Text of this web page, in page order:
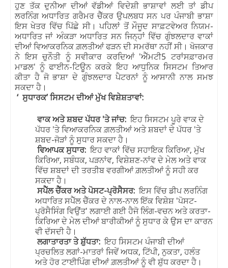
ਹੁਣ ਤੱਕ ਦੁਨੀਆ ਦੀਆਂ ਵੱਡੀਆਂ ਵਿਦੇਸ਼ੀ ਭਾਸ਼ਾਵਾਂ ਲਈ ਤਾਂ ਡੀਪ
ਲਰਨਿੰਗ ਅਧਾਰਿਤ ਗਰੈਮਰ ਚੈੱਕਰ ਉਪਲਬਧ ਸਨ ਪਰ ਪੰਜਾਬੀ ਭਾਸ਼ਾ
ਇਸ ਖੇਤਰ ਵਿੱਚ ਪਿੱਛੇ ਸੀ। ਪਹਿਲਾਂ ਤੋਂ ਮੌਜੂਦ ਸਾਫ਼ਟਵੇਅਰ ਨਿਯਮ-
ਅਧਾਰਿਤ ਜਾਂ ਅੰਕੜਾ ਅਧਾਰਿਤ ਸਨ ਜਿਨ੍ਹਾਂ ਵਿੱਚ ਗੁੰਝਲਦਾਰ ਵਾਕਾਂ
ਦੀਆਂ ਵਿਆਕਰਨਿਕ ਗ਼ਲਤੀਆਂ ਫੜਨ ਦੀ ਸਮਰੱਥਾ ਨਹੀਂ ਸੀ। ਖੋਜਕਾਰ
ਨੇ ਇਸ ਚੁਨੌਤੀ ਨੂੰ ਸਵੀਕਾਰ ਕਰਦਿਆਂ 'ਐੱਮਟੀ5 ਟਰਾਂਸਫ਼ਾਰਮਰ
ਮਾਡਲ'ਨੂੰ ਫਾਈਨ-ਟਿਊਨ ਕਰਕੇ ਇਹ ਆਧੁਨਿਕ ਸਿਸਟਮ ਤਿਆਰ
ਕੀਤਾ ਹੈ ਜੋ ਭਾਸ਼ਾ ਦੇ ਗੁੰਝਲਦਾਰ ਪੈਟਰਨਾਂ ਨੂੰ ਆਸਾਨੀ ਨਾਲ ਸਮਝ
ਸਕਦਾ ਹੈ।
‘ ਸੁਧਾਰਕ’ ਸਿਸਟਮ ਦੀਆਂ ਮੁੱਖ ਵਿਸ਼ੇਸ਼ਤਾਵਾਂ:
ਵਾਕ ਅਤੇ ਸ਼ਬਦ ਪੱਧਰ 'ਤੇ ਜਾਂਚ: ਇਹ ਸਿਸਟਮ ਪੂਰੇ ਵਾਕ ਦੇ
ਪੱਧਰ 'ਤੇ ਵਿਆਕਰਨਿਕ ਗ਼ਲਤੀਆਂ ਅਤੇ ਸ਼ਬਦਾਂ ਦੇ ਪੱਧਰ 'ਤੇ
ਸ਼ਬਦ-ਜੋੜਾਂ ਨੂੰ ਸੁਧਾਰ ਸਕਦਾ ਹੈ।
ਵਿਆਪਕ ਸੁਧਾਰ: ਇਹ ਵਾਕਾਂ ਵਿੱਚ ਸਹਾਇਕ ਕਿਰਿਆ, ਮੁੱਖ
ਕਿਰਿਆ, ਸਬੰਧਕ, ਪੜਨਾਂਵ, ਵਿਸ਼ੇਸ਼ਣ-ਨਾਂਵ ਦੇ ਮੇਲ ਅਤੇ ਵਾਕ
ਵਿੱਚ ਸ਼ਬਦਾਂ ਦੀ ਤਰਤੀਬ ਵਰਗੀਆਂ ਗ਼ਲਤੀਆਂ ਨੂੰ ਸਹੀ ਕਰ
ਸਕਦਾ ਹੈ।
ਸਪੈੱਲ ਚੈੱਕਰ ਅਤੇ ਪੋਸਟ-ਪ੍ਰੋਸੈਸਰ: ਇਸ ਵਿੱਚ ਡੀਪ ਲਰਨਿੰਗ
ਅਧਾਰਿਤ ਸਪੈੱਲ ਚੈੱਕਰ ਦੇ ਨਾਲ-ਨਾਲ ਇੱਕ ਵਿਸ਼ੇਸ਼ 'ਪੋਸਟ-
ਪ੍ਰੋਸੈਸਿੰਗ ਵਿਉਂਤ' ਲਗਾਈ ਗਈ ਹੈਜੋ ਲਿੰਗ-ਵਚਨ ਅਤੇ ਕਰਤਾ-
ਕਿਰਿਆ ਦੇ ਮੇਲ ਦੀਆਂ ਬਾਰੀਕੀਆਂ ਨੂੰ ਸੁਧਾਰ ਕੇ ਉਸ ਦਾ ਕਾਰਨ
ਵੀ ਦੱਸਦੀ ਹੈ।
ਲਗਾਤਾਰਤਾ ਤੇ ਸ਼ੁੱਧਤਾ: ਇਹ ਸਿਸਟਮ ਪੰਜਾਬੀ ਦੀਆਂ
ਪ੍ਰਚਲਿਤ ਲਗਾਂ-ਮਾਤਰਾਂ ਜਿਵੇਂ ਅਧਕ, ਟਿੱਪੀ,ਨੁਕਤਾ, ਹਲੰਤ
ਅਤੇ ਹੋਰ ਟਾਈਪਿੰਗ ਦੀਆਂ ਗ਼ਲਤੀਆਂ ਨੂੰ ਵੀ ਸ਼ੁੱਧ ਕਰਦਾ ਹੈ।